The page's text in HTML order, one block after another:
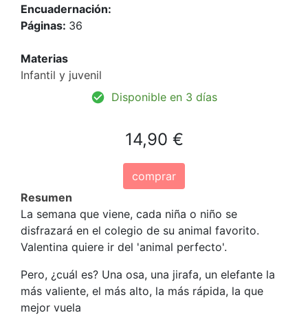
Encuadernación:
Páginas: 36
Materias
Infantil y juvenil
Disponible en 3 días
14,90 €
comprar
Resumen
La semana que viene, cada niña o niño se
disfrazará en el colegio de su animal favorito.
Valentina quiere ir del 'animal perfecto'.
Pero, ¿cuál es? Una osa, una jirafa, un elefante la
más valiente, el más alto, la más rápida, la que
mejor vuela